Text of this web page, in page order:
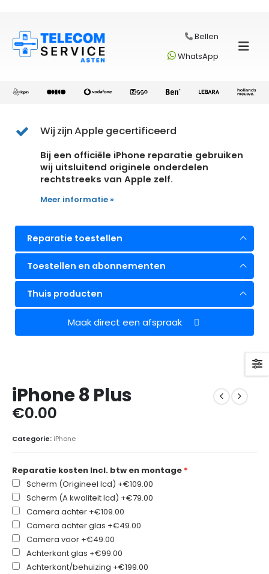
Bellen
WhatsApp
Wij zijn Apple gecertificeerd
Bij een officiële iPhone reparatie gebruiken
wij uitsluitend originele onderdelen
rechtstreeks van Apple zelf.
Meer informatie »
Reparatie toestellen
Toestellen en abonnementen
Thuis producten
Maak direct een afspraak
iPhone 8 Plus
€0.00
Categorie: iPhone
Reparatie kosten Incl. btw en montage
Scherm (Origineel lcd) +€109.00
Scherm (A kwaliteit lcd) +€79.00
Camera achter +€109.00
Camera achter glas +€49.00
Camera voor +€49.00
Achterkant glas +€99.00
Achterkant/behuizing +€199.00